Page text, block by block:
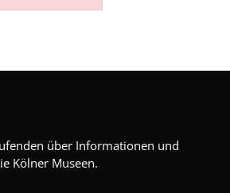
über Informationen und
Kölner Museen.